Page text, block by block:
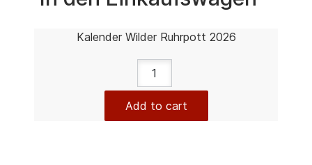
Kalender Wilder Ruhrpott 2026
Add to cart